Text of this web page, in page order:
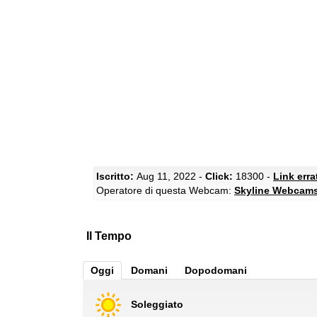
Iscritto: Aug 11, 2022 - Click: 18300 - Link
Operatore di questa Webcam: Skyline
Il Tempo
Oggi Domani Dopodomani
Soleggiato